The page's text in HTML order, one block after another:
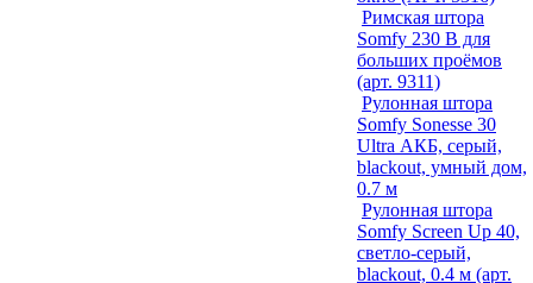
Римская штора
Somfy 230 В для
больших проёмов
(арт. 9311)
Рулонная штора
Somfy Sonesse 30
Ultra АКБ, серый,
blackout, умный дом,
0.7 м
Рулонная штора
Somfy Screen Up 40,
светло-серый,
blackout, 0.4 м (арт.